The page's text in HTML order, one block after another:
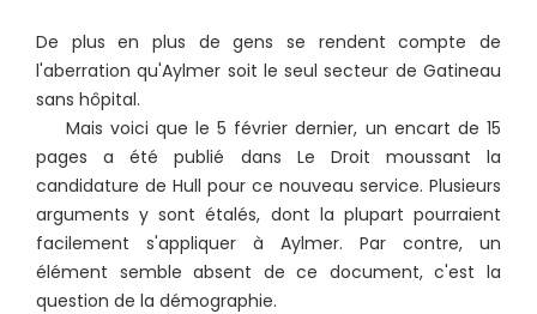
De plus en plus de gens se rendent compte de
l'aberration qu'Aylmer soit le seul secteur de Gatineau
sans hôpital.
Mais voici que le 5 février dernier, un encart de 15
pages a été publié dans Le Droit moussant la
candidature de Hull pour ce nouveau service. Plusieurs
arguments y sont étalés, dont la plupart pourraient
facilement s'appliquer à Aylmer. Par contre, un
élément semble absent de ce document, c'est la
question de la démographie.